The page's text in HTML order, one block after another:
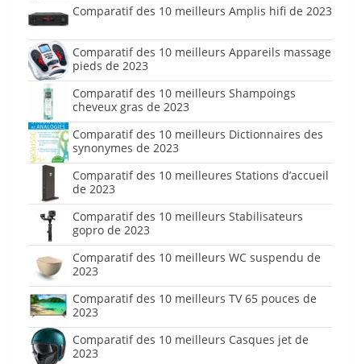
Comparatif des 10 meilleurs Amplis hifi de 2023
Comparatif des 10 meilleurs Appareils massage
pieds de 2023
Comparatif des 10 meilleurs Shampoings
cheveux gras de 2023
Comparatif des 10 meilleurs Dictionnaires des
synonymes de 2023
Comparatif des 10 meilleures Stations d’accueil
de 2023
Comparatif des 10 meilleurs Stabilisateurs
gopro de 2023
Comparatif des 10 meilleurs WC suspendu de
2023
Comparatif des 10 meilleurs TV 65 pouces de
2023
Comparatif des 10 meilleurs Casques jet de
2023